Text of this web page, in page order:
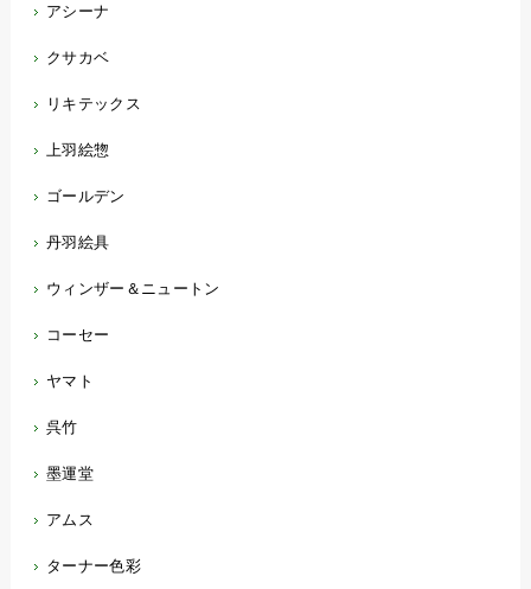
アシーナ
クサカベ
リキテックス
上羽絵惣
ゴールデン
丹羽絵具
ウィンザー＆ニュートン
コーセー
ヤマト
呉竹
墨運堂
アムス
ターナー色彩